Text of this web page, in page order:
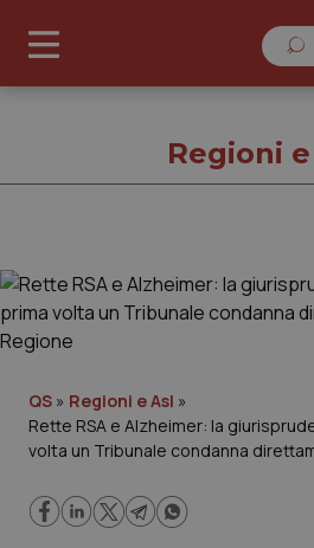
Cronache
Governo e Parlamento
Regioni e Asl
Lavoro e Professioni
Regioni
QS » Regioni e Asl »
Rette RSA e Alzheimer: la
volta un Tribunale condanna